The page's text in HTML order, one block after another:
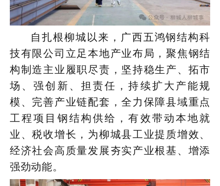
自扎根柳城以来，广西五鸿钢结构科
技有限公司立足本地产业布局，聚焦钢结
构制造主业履职尽责，坚持稳生产、拓市
场、强创新、担责任，持续扩大产能规
模、完善产业链配套，全力保障县域重点
工程项目钢结构供给，有效带动本地就
业、税收增长，为柳城县工业提质增效、
经济社会高质量发展夯实产业根基、增添
强劲动能。